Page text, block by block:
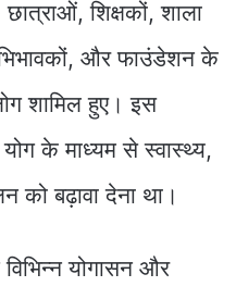
शिक्षकों, शाला
और फाउंडेशन के
शामिल हुए। इस
के माध्यम से स्वास्थ्य,
बढ़ावा देना था।
योगासन और